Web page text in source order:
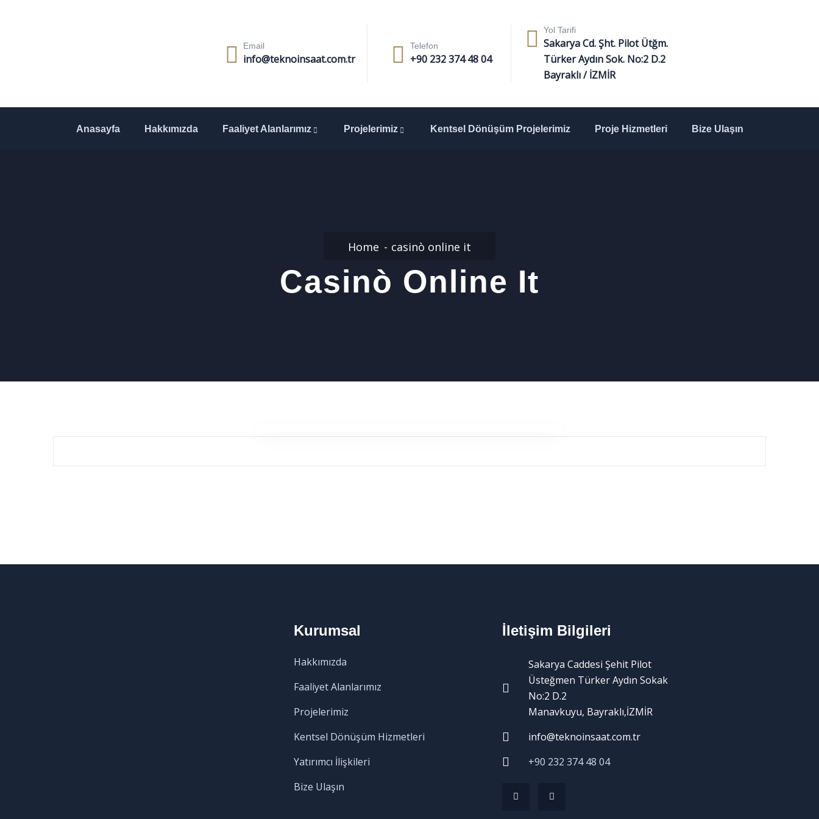
Email
info@teknoinsaat.com.tr
Telefon
+90 232 374 48 04
Yol Tarifi
Sakarya Cd. Şht. Pilot Ütğm.
Türker Aydın Sok. No:2 D.2
Bayraklı / İZMİR
Anasayfa Hakkımızda Faaliyet Alanlarımız Projelerimiz Kentsel Dönüşüm Projelerimiz Proje Hizmetleri Bize Ulaşın
Home casinò online it
Casinò Online It
Kurumsal
Hakkımızda
Faaliyet Alanlarımız
Projelerimiz
Kentsel Dönüşüm Hizmetleri
Yatırımcı İlişkileri
Bize Ulaşın
İletişim Bilgileri
Sakarya Caddesi Şehit Pilot
Üsteğmen Türker Aydın Sokak
No:2 D.2
Manavkuyu, Bayraklı,İZMİR
info@teknoinsaat.com.tr
+90 232 374 48 04